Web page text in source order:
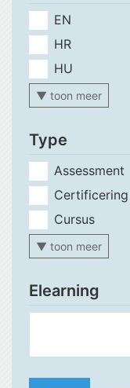
EN
HR
HU
▼ toon meer
Type
Assessment
Certificering
Cursus
▼ toon meer
Elearning